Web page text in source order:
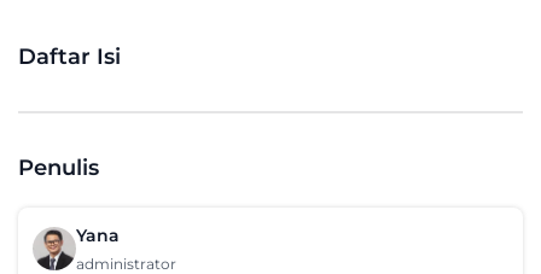
Daftar Isi
Penulis
Yana
administrator